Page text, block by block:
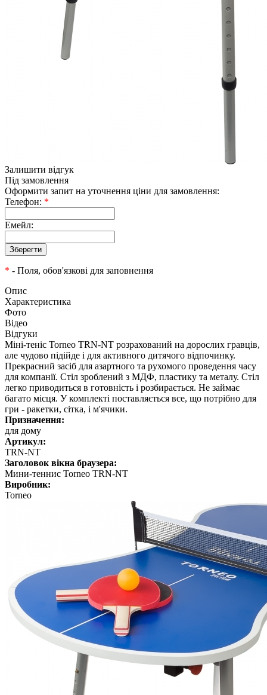
Залишити відгук
Під замовлення
Оформити запит на уточнення ціни для замовлення:
Телефон: *
Емейл:
* - Поля, обов'язкові для заповнення
Опис
Характеристика
Фото
Відео
Відгуки
Міні-теніс Torneo TRN-NT розрахований на дорослих гравців,
але чудово підійде і для активного дитячого відпочинку.
Прекрасний засіб для азартного та рухомого проведення часу
для компанії. Стіл зроблений з МДФ, пластику та металу. Стіл
легко приводиться в готовність і розбирається. Не займає
багато місця. У комплекті поставляється все, що потрібно для
гри - ракетки, сітка, і м'ячики.
Призначення:
для дому
Артикул:
TRN-NT
Заголовок вікна браузера:
Мини-теннис Torneo TRN-NT
Виробник:
Torneo